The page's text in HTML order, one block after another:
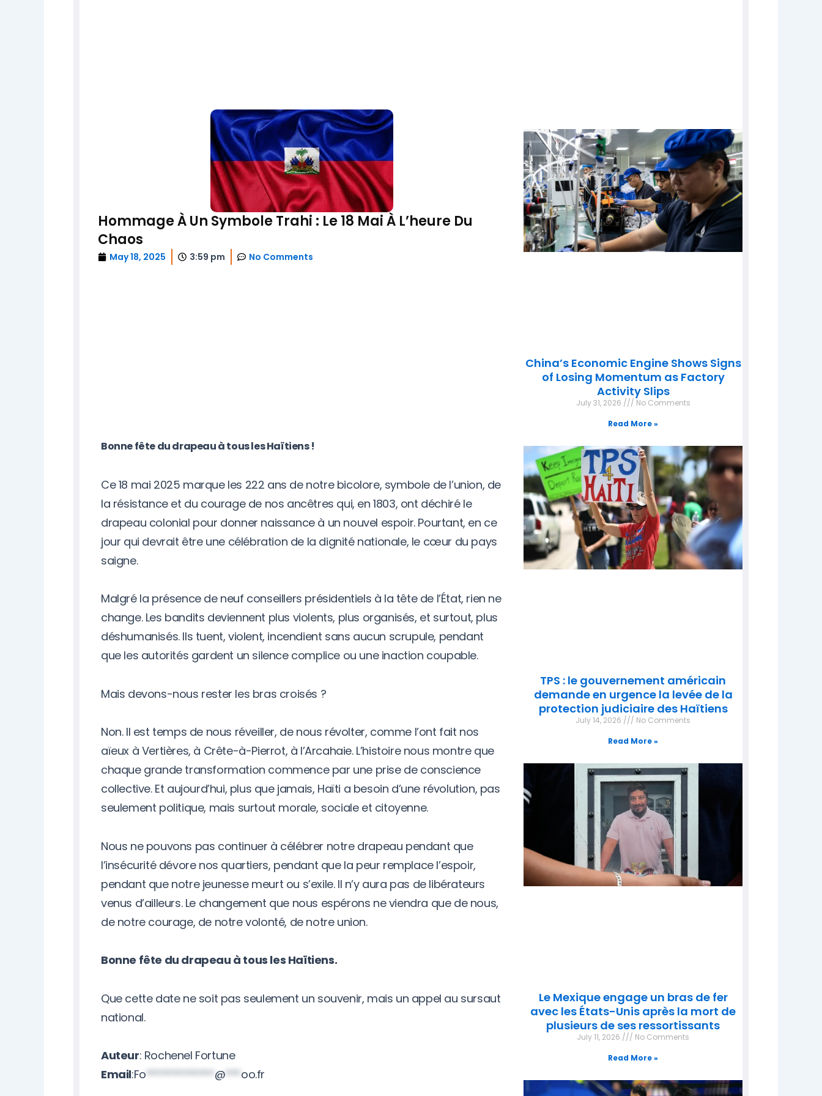
Hommage À Un Symbole Trahi : Le 18 Mai À L’heure Du
Chaos
May 18, 2025 3:59 pm No Comments
Bonne fête du drapeau à tous les Haïtiens !
Ce 18 mai 2025 marque les 222 ans de notre bicolore, symbole de l’union, de
la résistance et du courage de nos ancêtres qui, en 1803, ont déchiré le
drapeau colonial pour donner naissance à un nouvel espoir. Pourtant, en ce
jour qui devrait être une célébration de la dignité nationale, le cœur du pays
saigne.
Malgré la présence de neuf conseillers présidentiels à la tête de l’État, rien ne
change. Les bandits deviennent plus violents, plus organisés, et surtout, plus
déshumanisés. Ils tuent, violent, incendient sans aucun scrupule, pendant
que les autorités gardent un silence complice ou une inaction coupable.
Mais devons-nous rester les bras croisés ?
Non. Il est temps de nous réveiller, de nous révolter, comme l’ont fait nos
aïeux à Vertières, à Crête-à-Pierrot, à l’Arcahaie. L’histoire nous montre que
chaque grande transformation commence par une prise de conscience
collective. Et aujourd’hui, plus que jamais, Haïti a besoin d’une révolution, pas
seulement politique, mais surtout morale, sociale et citoyenne.
Nous ne pouvons pas continuer à célébrer notre drapeau pendant que
l’insécurité dévore nos quartiers, pendant que la peur remplace l’espoir,
pendant que notre jeunesse meurt ou s’exile. Il n’y aura pas de libérateurs
venus d’ailleurs. Le changement que nous espérons ne viendra que de nous,
de notre courage, de notre volonté, de notre union.
Bonne fête du drapeau à tous les Haïtiens.
Que cette date ne soit pas seulement un souvenir, mais un appel au sursaut
national.
Auteur: Rochenel Fortune
Email:Fo*************@***oo.fr
China’s Economic Engine Shows Signs
of Losing Momentum as Factory
Activity Slips
July 31, 2026
No Comments
Read More »
TPS : le gouvernement américain
demande en urgence la levée de la
protection judiciaire des Haïtiens
July 14, 2026
No Comments
Read More »
Le Mexique engage un bras de fer
avec les États-Unis après la mort de
plusieurs de ses ressortissants
July 11, 2026
No Comments
Read More »